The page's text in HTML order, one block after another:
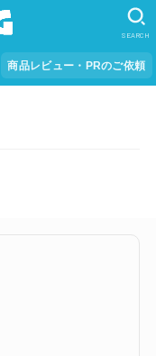
商品レビュー・PRのご依頼
SEARCH